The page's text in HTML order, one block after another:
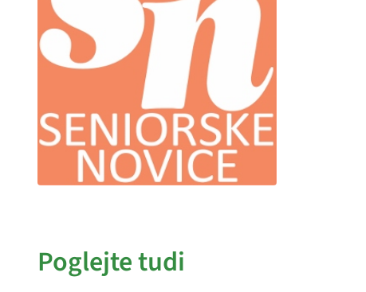
Poglejte tudi